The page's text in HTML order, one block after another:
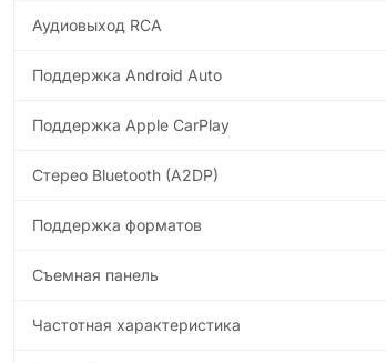
Аудиовыход RCA
Поддержка Android Auto
Поддержка Apple CarPlay
Стерео Bluetooth (A2DP)
Поддержка форматов
Съемная панель
Частотная характеристика